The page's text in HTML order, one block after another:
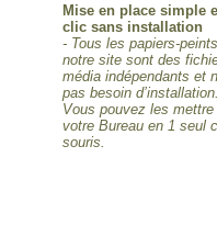
Mise en place simple
clic sans installation
- Tous les papiers-
notre site sont des
média indépendants et
pas besoin d’installation.
Vous pouvez les mettre
votre Bureau en 1 seul
souris.